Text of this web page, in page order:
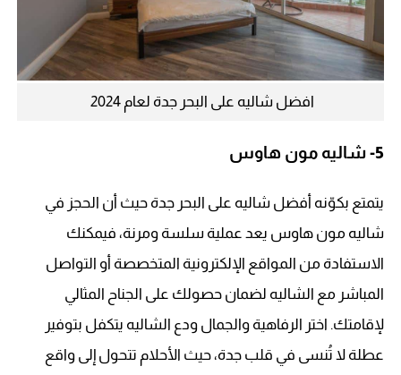
افضل شاليه على البحر جدة لعام 2024
5- شاليه مون هاوس
يتمتع بكوّنه أفضل شاليه على البحر جدة حيث أن الحجز في
شاليه مون هاوس يعد عملية سلسة ومرنة، فيمكنك
الاستفادة من المواقع الإلكترونية المتخصصة أو التواصل
المباشر مع الشاليه لضمان حصولك على الجناح المثالي
لإقامتك. اختر الرفاهية والجمال ودع الشاليه يتكفل بتوفير
عطلة لا تُنسى في قلب جدة، حيث الأحلام تتحول إلى واقع